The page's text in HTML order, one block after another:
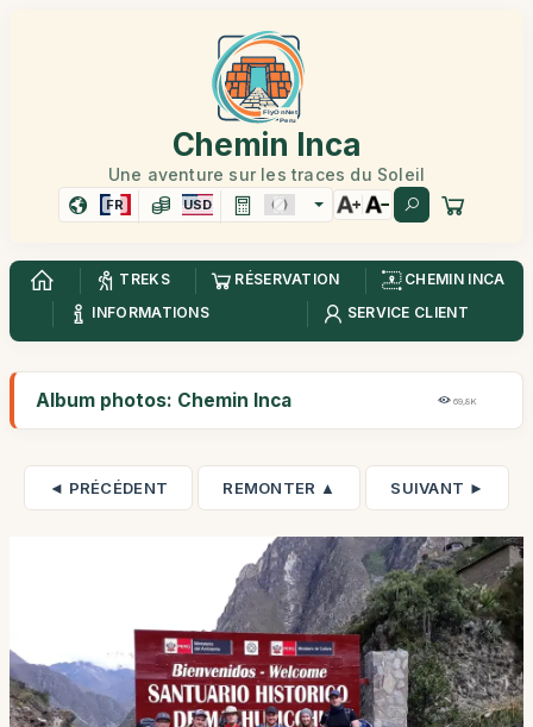
Chemin Inca
Une aventure sur les traces du Soleil
FR USD
TREKS RÉSERVATION
CHEMIN INCA
INFORMATIONS
SERVICE CLIENT
Album photos: Chemin Inca 69,8K
◄ PRÉCÉDENT REMONTER ▲ SUIVANT ►